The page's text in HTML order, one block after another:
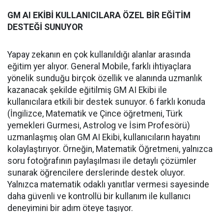
GM AI EKİBİ KULLANICILARA ÖZEL BİR EĞİTİM
DESTEĞİ SUNUYOR
Yapay zekanın en çok kullanıldığı alanlar arasında
eğitim yer alıyor. General Mobile, farklı ihtiyaçlara
yönelik sunduğu birçok özellik ve alanında uzmanlık
kazanacak şekilde eğitilmiş GM AI Ekibi ile
kullanıcılara etkili bir destek sunuyor. 6 farklı konuda
(İngilizce, Matematik ve Çince öğretmeni, Türk
yemekleri Gurmesi, Astrolog ve İsim Profesörü)
uzmanlaşmış olan GM AI Ekibi, kullanıcıların hayatını
kolaylaştırıyor. Örneğin, Matematik Öğretmeni, yalnızca
soru fotoğrafının paylaşılması ile detaylı çözümler
sunarak öğrencilere derslerinde destek oluyor.
Yalnızca matematik odaklı yanıtlar vermesi sayesinde
daha güvenli ve kontrollü bir kullanım ile kullanıcı
deneyimini bir adım öteye taşıyor.